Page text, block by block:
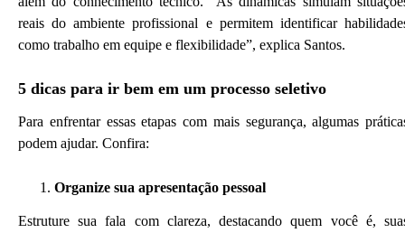
reais do ambiente profissional e permitem identificar
como trabalho em equipe e flexibilidade”, explica Santos.
5 dicas para ir bem em um processo seletivo
Para enfrentar essas etapas com mais segurança, algumas
podem ajudar. Confira:
Organize sua apresentação pessoal
Estruture sua fala com clareza, destacando quem você é,